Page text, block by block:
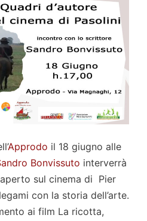
Approdo il 18 giugno alle
Bonvissuto interverrà
sul cinema di Pier
con la storia dell’arte.
ai film La ricotta,